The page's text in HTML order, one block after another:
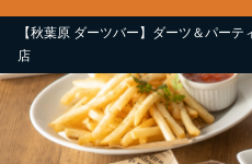
【秋葉原 ダーツバー】ダーツ＆パー
店